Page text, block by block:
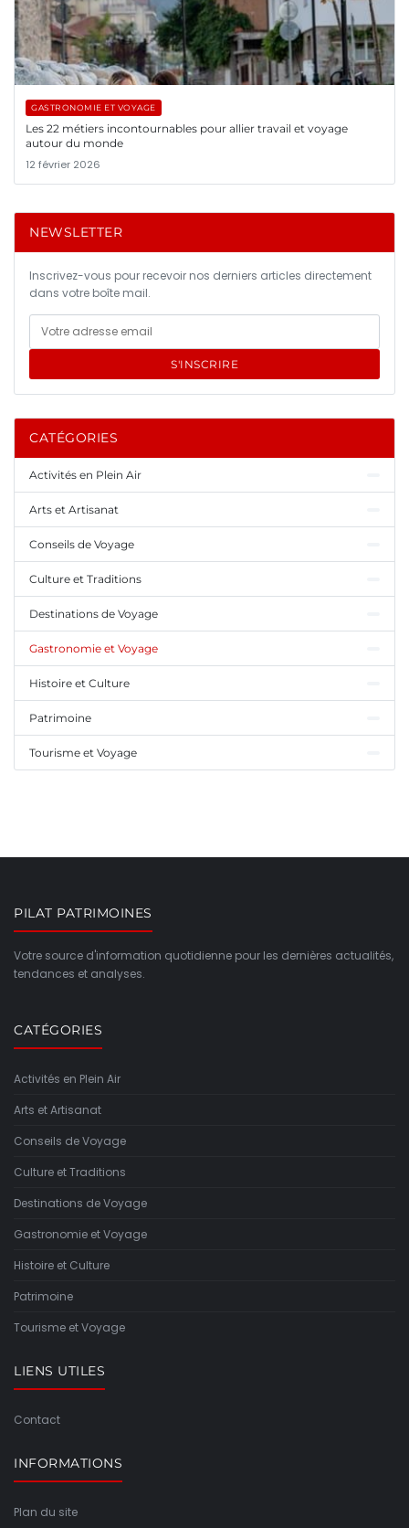
GASTRONOMIE ET VOYAGE
Les 22 métiers incontournables pour allier travail et voyage
autour du monde
12 février 2026
NEWSLETTER
Inscrivez-vous pour recevoir nos derniers articles directement
dans votre boîte mail.
S'INSCRIRE
CATÉGORIES
Activités en Plein Air
Arts et Artisanat
Conseils de Voyage
Culture et Traditions
Destinations de Voyage
Gastronomie et Voyage
Histoire et Culture
Patrimoine
Tourisme et Voyage
PILAT PATRIMOINES
Votre source d'information quotidienne pour les dernières actualités,
tendances et analyses.
CATÉGORIES
Activités en Plein Air
Arts et Artisanat
Conseils de Voyage
Culture et Traditions
Destinations de Voyage
Gastronomie et Voyage
Histoire et Culture
Patrimoine
Tourisme et Voyage
LIENS UTILES
Contact
INFORMATIONS
Plan du site